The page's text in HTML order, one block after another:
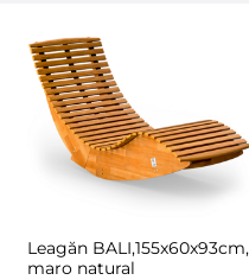
Leagăn BALI,155x60x93cm,
maro natural